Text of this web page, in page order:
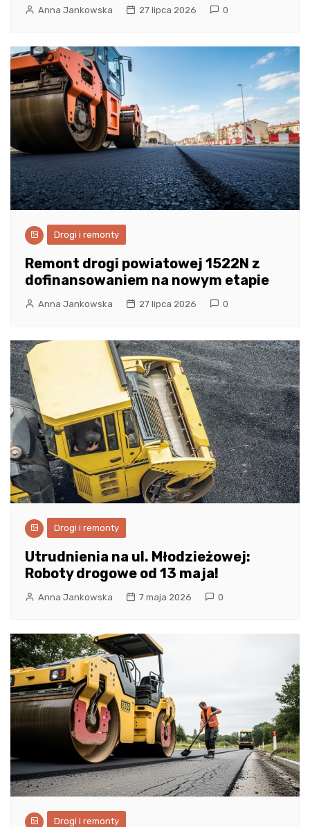
Anna Jankowska 27 lipca 2026 0
Drogi i remonty
Remont drogi powiatowej 1522N z
dofinansowaniem na nowym etapie
Anna Jankowska 27 lipca 2026 0
Drogi i remonty
Utrudnienia na ul. Młodzieżowej:
Roboty drogowe od 13 maja!
Anna Jankowska 7 maja 2026 0
Drogi i remonty